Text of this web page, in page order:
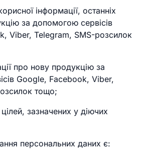
інформації, останніх
за допомогою сервісів
Viber, Telegram, SMS-розсилок
про нову продукцію за
Google, Facebook, Viber,
тощо;
зазначених у діючих
персональних даних є: